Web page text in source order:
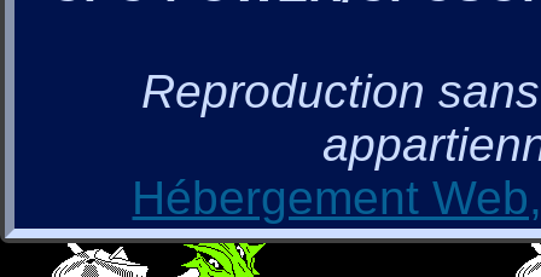
Reproduction
Hébergement